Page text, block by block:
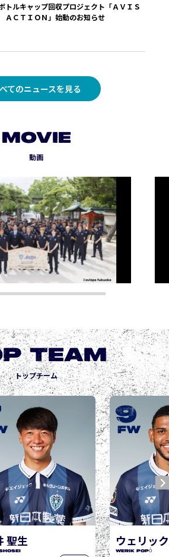
トルキャップ回収プロジェクト「ＡＶＩＳ
ＣＴＩＯＮ」始動のお知らせ
てのニュースを見る
MOVIE
動画
TEAM
トップチーム
ック ポポ
POPÓ
城後 寿
JOGO Hisashi
10
FW